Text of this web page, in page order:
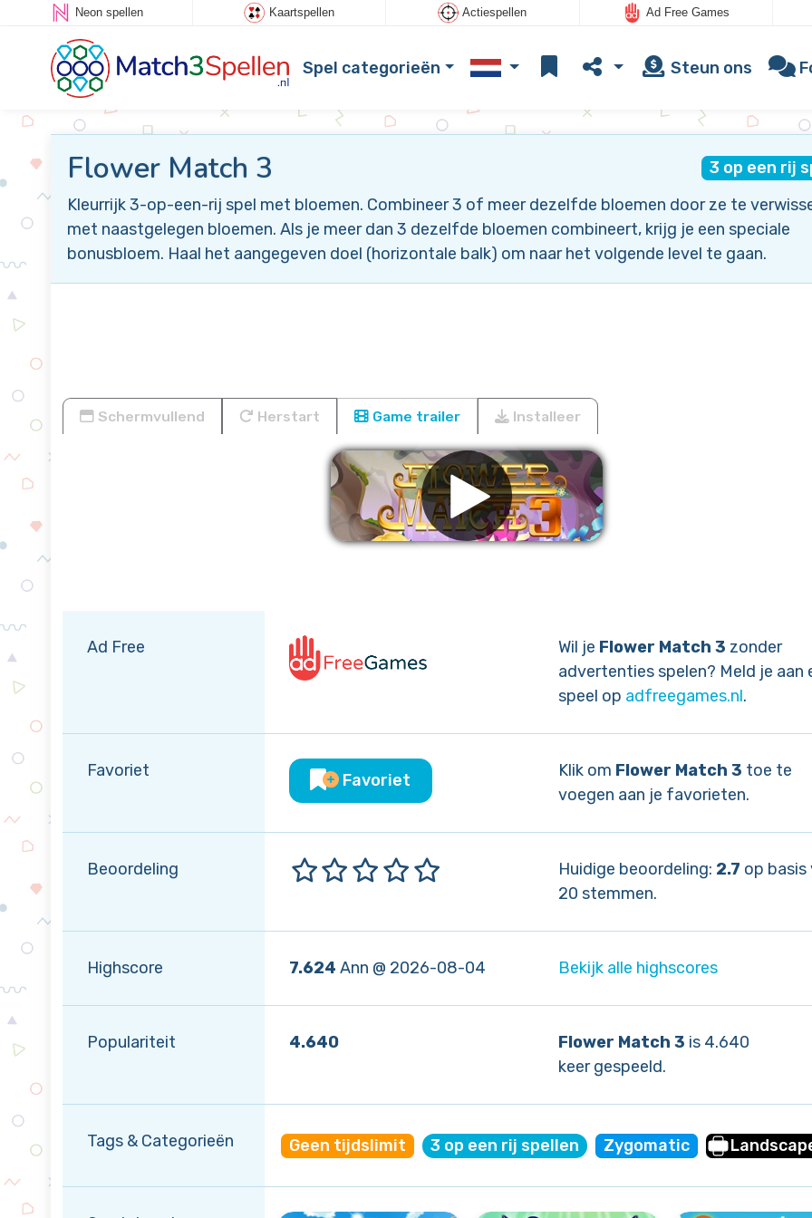
Neon spellen Kaartspellen Actiespellen Ad Free Games
Spel categorieën Steun ons
3 op een rij
Flower Match 3
Kleurrijk 3-op-een-rij spel met bloemen. Combineer 3 of meer dezelfde bloemen door ze te
met naastgelegen bloemen. Als je meer dan 3 dezelfde bloemen combineert, krijg je een speciale
bonusbloem. Haal het aangegeven doel (horizontale balk) om naar het volgende level te gaan.
Schermvullend Herstart Game trailer Installeer
Ad Free Wil je Flower Match 3 zonder
advertenties spelen? Meld je aan
speel op adfreegames.nl.
Favoriet
Favoriet
Klik om Flower Match 3 toe te
voegen aan je favorieten.
Beoordeling Huidige beoordeling: 2.7 op basis
20 stemmen.
Highscore 7.624 Ann @ 2026-08-04 Bekijk alle highscores
Populariteit 4.640 Flower Match 3 is 4.640
keer gespeeld.
Tags & Categorieën Geen tijdslimit 3 op een rij spellen Zygomatic